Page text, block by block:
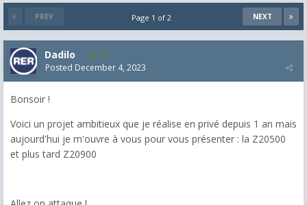
PREV NEXT
Page 1 of 2
Dadilo 101
Posted December 4, 2023
Bonsoir !
Voici un projet ambitieux que je réalise en privé depuis 1 an mais
aujourd'hui je m'ouvre à vous pour vous présenter : la Z20500
et plus tard Z20900